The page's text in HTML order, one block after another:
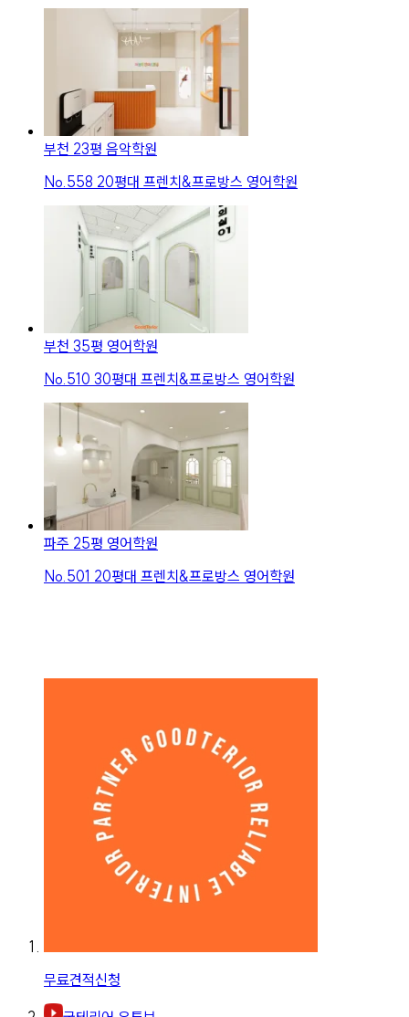
부천 23평 음악학원
No. 558 20평대 프렌치&프로방스 영어학원
부천 35평 영어학원
No. 510 30평대 프렌치&프로방스 영어학원
파주 25평 영어학원
No. 501 20평대 프렌치&프로방스 영어학원
무료견적신청